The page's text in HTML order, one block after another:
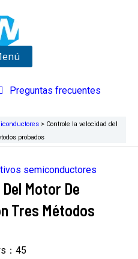
Preguntas frecuentes
> Controle la velocidad del
probados
semiconductores
Motor De
Tres Métodos
：45